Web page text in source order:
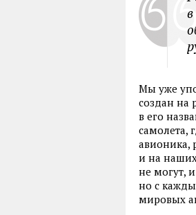
Мы уже
создан на
в его
самолета,
авионика,
и на
не могут,
но с
мировых